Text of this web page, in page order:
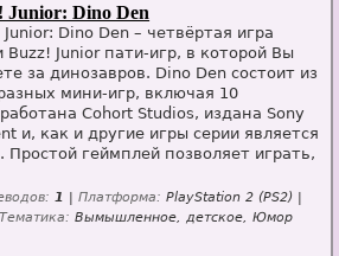
Junior: Dino Den
Junior: Dino Den – четвёртая игра
Buzz! Junior пати-игр, в которой Вы
за динозавров. Dino Den состоит из
мини-игр, включая 10
Cohort Studios, издана Sony
и, как и другие игры серии является
Простой геймплей позволяет играть,
1 | Платформа: PlayStation 2 (PS2) |
Тематика: Вымышленное, детское, Юмор